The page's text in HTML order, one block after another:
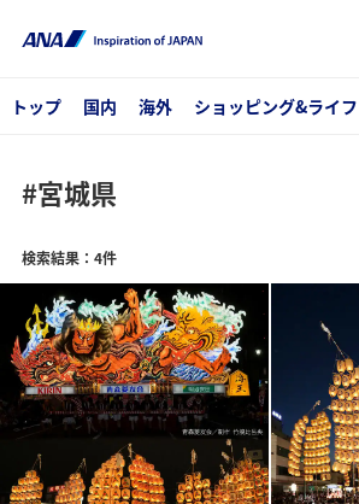
トップ 国内 海外 ショッピング&ライフ
#宮城県
検索結果：4件